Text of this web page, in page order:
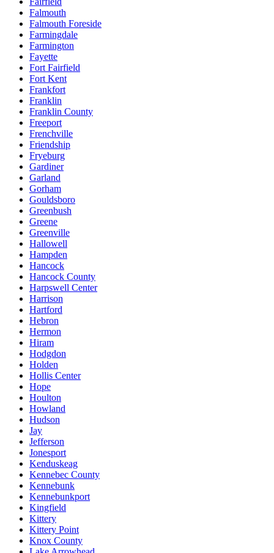
Falmouth
Falmouth Foreside
Farmingdale
Farmington
Fayette
Fort Fairfield
Fort Kent
Frankfort
Franklin
Franklin County
Freeport
Frenchville
Friendship
Fryeburg
Gardiner
Garland
Gorham
Gouldsboro
Greenbush
Greene
Greenville
Hallowell
Hampden
Hancock
Hancock County
Harpswell Center
Harrison
Hartford
Hebron
Hermon
Hiram
Hodgdon
Holden
Hollis Center
Hope
Houlton
Howland
Hudson
Jay
Jefferson
Jonesport
Kenduskeag
Kennebec County
Kennebunk
Kennebunkport
Kingfield
Kittery
Kittery Point
Knox County